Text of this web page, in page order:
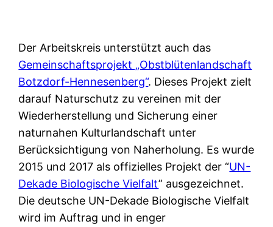
Der Arbeitskreis unterstützt auch das
Gemeinschaftsprojekt „Obstblütenlandschaft
Botzdorf-Hennesenberg“. Dieses Projekt zielt
darauf Naturschutz zu vereinen mit der
Wiederherstellung und Sicherung einer
naturnahen Kulturlandschaft unter
Berücksichtigung von Naherholung. Es wurde
2015 und 2017 als offizielles Projekt der “UN-
Dekade Biologische Vielfalt” ausgezeichnet.
Die deutsche UN-Dekade Biologische Vielfalt
wird im Auftrag und in enger